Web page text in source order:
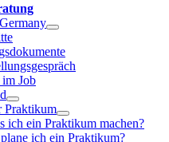
im Job
Praktikum
ich ein Praktikum machen?
ich ein Praktikum?